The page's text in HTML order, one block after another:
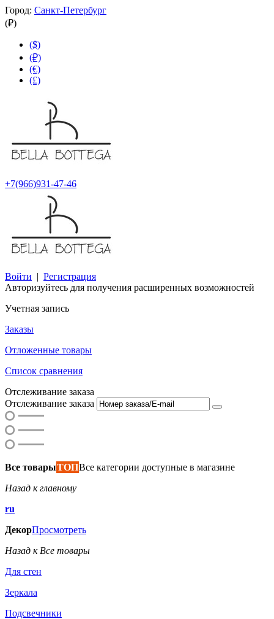
Город: Санкт-Петербург
(₽)
($)
(₽)
(€)
(£)
+7(966)931-47-46
Войти | Регистрация
Авторизуйтесь для получения расширенных возможностей
Учетная запись
Заказы
Отложенные товары
Список сравнения
Отслеживание заказа
Отслеживание заказа
Все товарыТОПВсе категории доступные в магазине
Назад к главному
ru
ДекорПросмотреть
Назад к Все товары
Для стен
Зеркала
Подсвечники